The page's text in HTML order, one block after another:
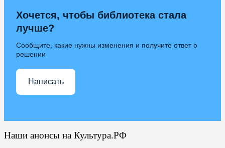
Хочется, чтобы библиотека стала
лучше?
Сообщите, какие нужны изменения и получите ответ о
решении
Написать
Наши анонсы на Культура.РФ